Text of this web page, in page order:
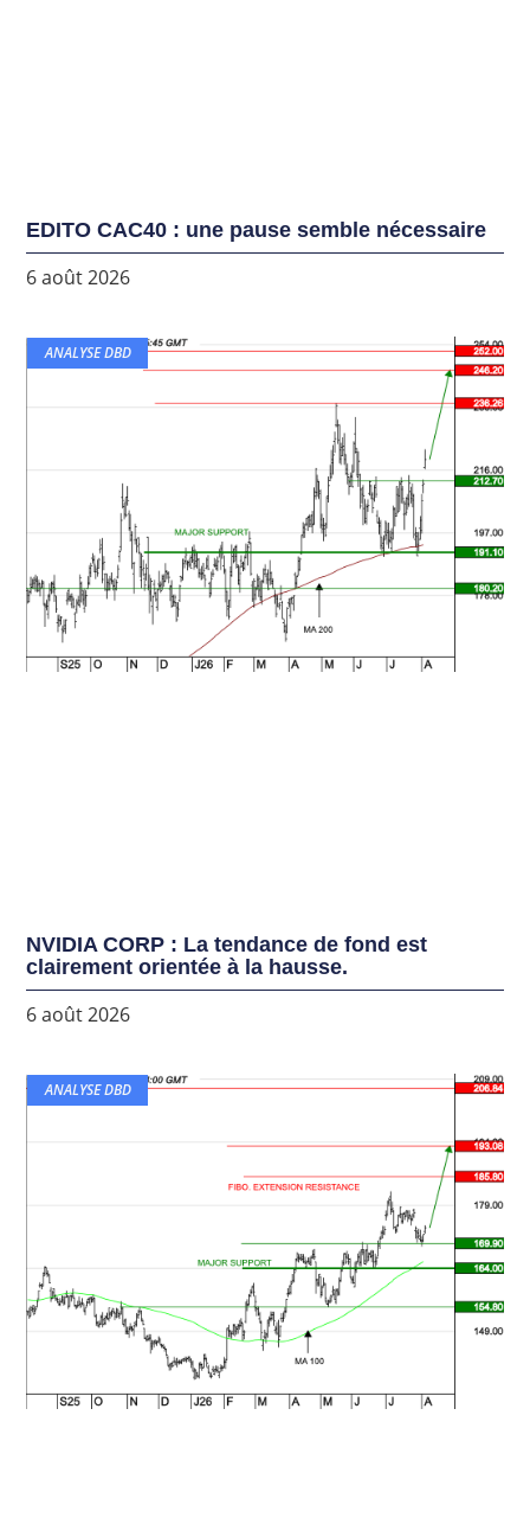
EDITO CAC40 : une pause semble nécessaire
6 août 2026
ANALYSE DBD
NVIDIA CORP : La tendance de fond est
clairement orientée à la hausse.
6 août 2026
ANALYSE DBD